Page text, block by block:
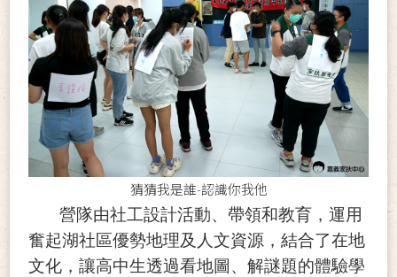
猜猜我是誰-認識你我他
營隊由社工設計活動、帶領和教育，運用
奮起湖社區優勢地理及人文資源，結合了在地
文化，讓高中生透過看地圖、解謎題的體驗學